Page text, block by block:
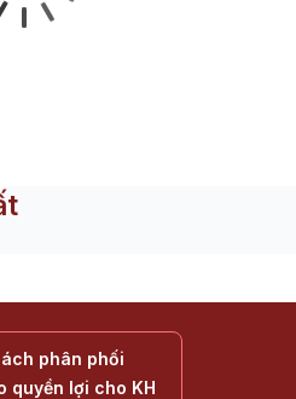
phân phối
quyền lợi cho KH